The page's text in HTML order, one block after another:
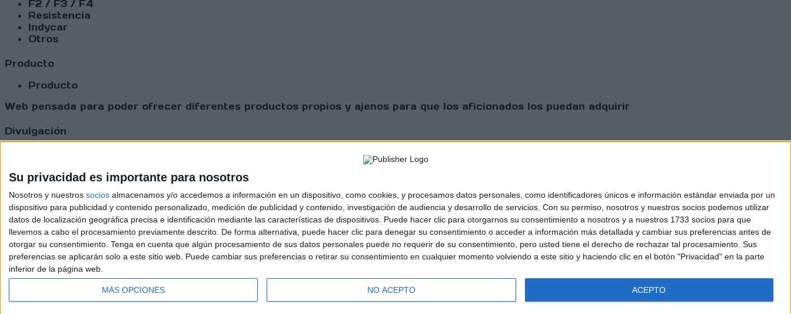
Su privacidad es importante para nosotros
Nosotros y nuestros socios almacenamos y/o accedemos a información en un dispositivo, como cookies, y procesamos datos personales, como identificadores únicos e información estándar enviada por un
dispositivo para publicidad y contenido personalizado, medición de publicidad y contenido, investigación de audiencia y desarrollo de servicios. Con su permiso, nosotros y nuestros socios podemos utilizar
datos de localización geográfica precisa e identificación mediante las características de dispositivos. Puede hacer clic para otorgarnos su consentimiento a nosotros y a nuestros 1733 socios para que
llevemos a cabo el procesamiento previamente descrito. De forma alternativa, puede hacer clic para denegar su consentimiento o acceder a información más detallada y cambiar sus preferencias antes de
otorgar su consentimiento. Tenga en cuenta que algún procesamiento de sus datos personales puede no requerir de su consentimiento, pero usted tiene el derecho de rechazar tal procesamiento. Sus
preferencias se aplicarán solo a este sitio web. Puede cambiar sus preferencias o retirar su consentimiento en cualquier momento volviendo a este sitio y haciendo clic en el botón "Privacidad" en la parte
inferior de la página web.
MÁS OPCIONES NO ACEPTO ACEPTO
F2 / F3 / F4
Resistencia
Indycar
Otros
Producto
Producto
Web pensada para poder ofrecer diferentes productos propios y ajenos para que los aficionados los puedan adquirir
Divulgación
Comunicados
Vídeos (on boards)
Redes Sociales
2026 Revista Scratch |Contacto|Aviso legal y política de privacidad
Update CMP